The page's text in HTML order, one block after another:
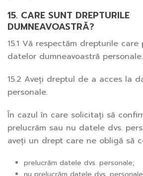
15. CARE SUNT DREPTURILE
DUMNEAVOASTRĂ?
15.1 Vă respectăm drepturile
datelor dumneavoastră personale.
15.2 Aveți dreptul de a acces la
personale.
În cazul în care solicitați să
prelucrăm sau nu datele dvs.
aveți un drept care ne obligă să
prelucrăm datele dvs. personale;